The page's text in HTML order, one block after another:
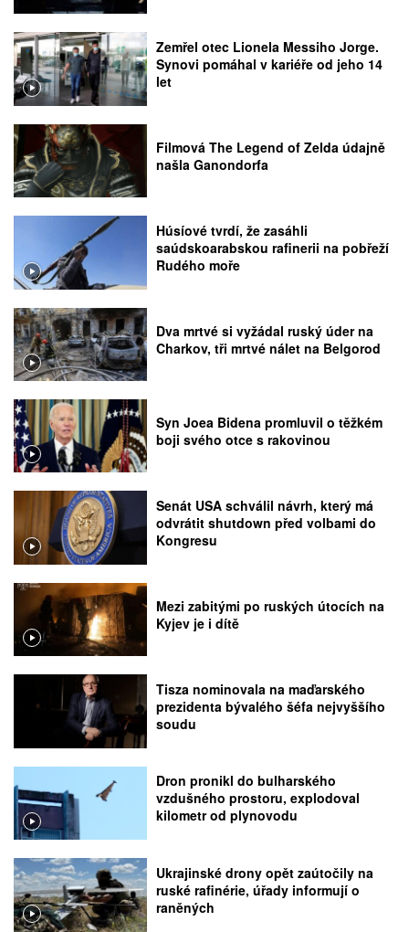
Zemřel otec Lionela Messiho Jorge.
Synovi pomáhal v kariéře od jeho 14
let
Filmová The Legend of Zelda údajně
našla Ganondorfa
Húsíové tvrdí, že zasáhli
saúdskoarabskou rafinerii na pobřeží
Rudého moře
Dva mrtvé si vyžádal ruský úder na
Charkov, tři mrtvé nálet na Belgorod
Syn Joea Bidena promluvil o těžkém
boji svého otce s rakovinou
Senát USA schválil návrh, který má
odvrátit shutdown před volbami do
Kongresu
Mezi zabitými po ruských útocích na
Kyjev je i dítě
Tisza nominovala na maďarského
prezidenta bývalého šéfa nejvyššího
soudu
Dron pronikl do bulharského
vzdušného prostoru, explodoval
kilometr od plynovodu
Ukrajinské drony opět zaútočily na
ruské rafinérie, úřady informují o
raněných